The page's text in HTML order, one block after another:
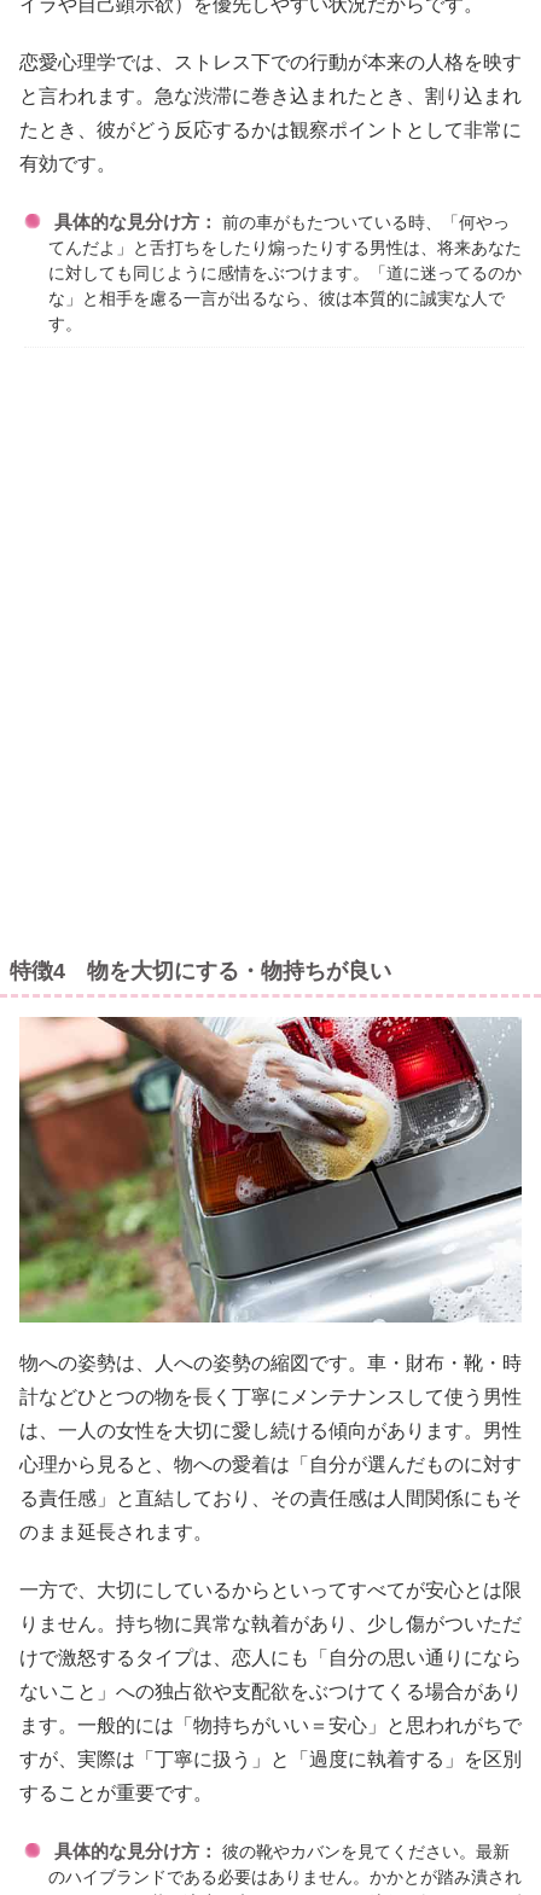
恋愛心理学では、ストレス下での行動が本来の人格を映す
と言われます。急な渋滞に巻き込まれたとき、割り込まれ
たとき、彼がどう反応するかは観察ポイントとして非常に
有効です。
具体的な見分け方：
前の車がもたついている時、「何やっ
てんだよ」と舌打ちをしたり煽ったりする男性は、将来あなた
に対しても同じように感情をぶつけます。「道に迷ってるのか
な」と相手を慮る一言が出るなら、彼は本質的に誠実な人で
す。
特徴4 物を大切にする・物持ちが良い
物への姿勢は、人への姿勢の縮図です。車・財布・靴・時
計などひとつの物を長く丁寧にメンテナンスして使う男性
は、一人の女性を大切に愛し続ける傾向があります。男性
心理から見ると、物への愛着は「自分が選んだものに対す
る責任感」と直結しており、その責任感は人間関係にもそ
のまま延長されます。
一方で、大切にしているからといってすべてが安心とは限
りません。持ち物に異常な執着があり、少し傷がついただ
けで激怒するタイプは、恋人にも「自分の思い通りになら
ないこと」への独占欲や支配欲をぶつけてくる場合があり
ます。一般的には「物持ちがいい＝安心」と思われがちで
すが、実際は「丁寧に扱う」と「過度に執着する」を区別
することが重要です。
具体的な見分け方：
彼の靴やカバンを見てください。最新
のハイブランドである必要はありません。かかとが踏み潰され